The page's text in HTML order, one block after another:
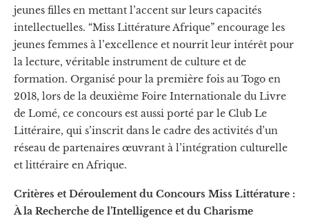
jeunes filles en mettant l’accent sur leurs capacités
intellectuelles. “Miss Littérature Afrique” encourage les
jeunes femmes à l’excellence et nourrit leur intérêt pour
la lecture, véritable instrument de culture et de
formation. Organisé pour la première fois au Togo en
2018, lors de la deuxième Foire Internationale du Livre
de Lomé, ce concours est aussi porté par le Club Le
Littéraire, qui s’inscrit dans le cadre des activités d’un
réseau de partenaires œuvrant à l’intégration culturelle
et littéraire en Afrique.
Critères et Déroulement du Concours Miss Littérature :
À la Recherche de l’Intelligence et du Charisme